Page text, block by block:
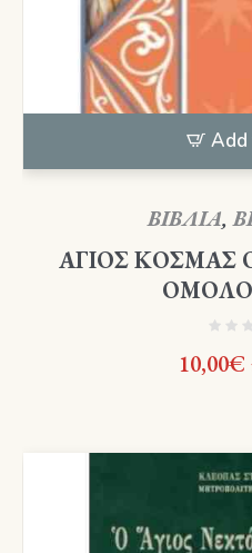
Add
ΒΙΒΛΙΑ,
ΑΓΙΟΣ ΚΟΣΜΑΣ
10,00€